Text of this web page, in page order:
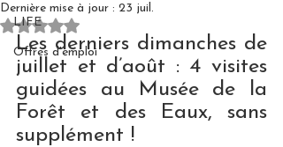
LIFE
Offres d'emploi
Dernière mise à jour : 23 juil.
Noté NaN étoiles sur 5.
Les derniers dimanches de
juillet et d’août : 4 visites
guidées au Musée de la
Forêt et des Eaux, sans
supplément !